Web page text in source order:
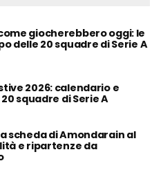
giocherebbero oggi: le
delle 20 squadre di Serie A
2026: calendario e
squadre di Serie A
scheda di Amondarain al
e ripartenze da